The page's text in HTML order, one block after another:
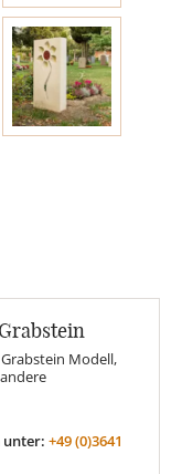
Modell,
unter: +49 (0)3641